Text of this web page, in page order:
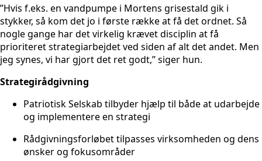
”Hvis f.eks. en vandpumpe i Mortens grisestald gik i
stykker, så kom det jo i første række at få det ordnet. Så
nogle gange har det virkelig krævet disciplin at få
prioriteret strategiarbejdet ved siden af alt det andet. Men
jeg synes, vi har gjort det ret godt,” siger hun.
Strategirådgivning
Patriotisk Selskab tilbyder hjælp til både at udarbejde
og implementere en strategi
Rådgivningsforløbet tilpasses virksomheden og dens
ønsker og fokusområder